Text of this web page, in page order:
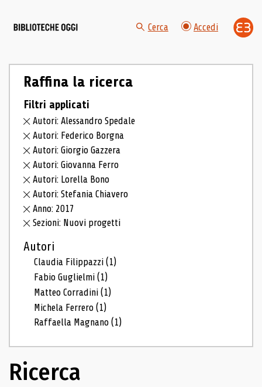
Cerca Accedi
Raffina la ricerca
Filtri applicati
Autori: Alessandro Spedale
Autori: Federico Borgna
Autori: Giorgio Gazzera
Autori: Giovanna Ferro
Autori: Lorella Bono
Autori: Stefania Chiavero
Anno: 2017
Sezioni: Nuovi progetti
Autori
Claudia Filippazzi(1)
Fabio Guglielmi(1)
Matteo Corradini(1)
Michela Ferrero(1)
Raffaella Magnano(1)
Ricerca